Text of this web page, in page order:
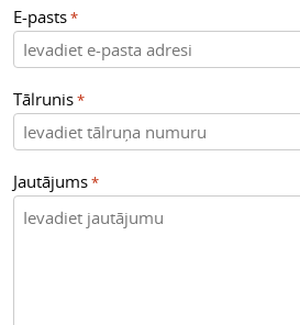
E-pasts*
Tālrunis*
Jautājums*